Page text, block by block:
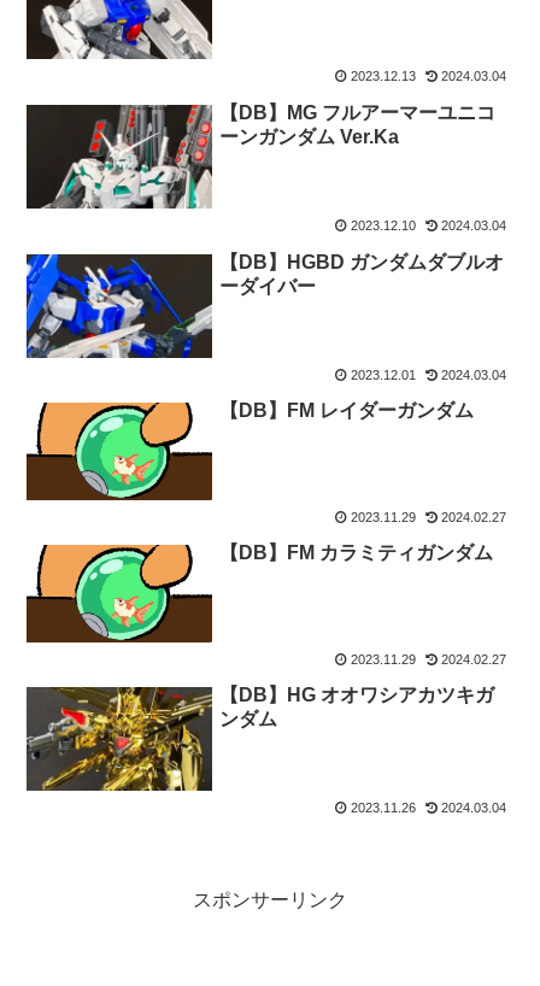
2023.12.13 2024.03.04
【DB】MG フルアーマーユニコ
ーンガンダム Ver.Ka
2023.12.10 2024.03.04
【DB】HGBD ガンダムダブルオ
ーダイバー
2023.12.01 2024.03.04
【DB】FM レイダーガンダム
2023.11.29 2024.02.27
【DB】FM カラミティガンダム
2023.11.29 2024.02.27
【DB】HG オオワシアカツキガ
ンダム
2023.11.26 2024.03.04
スポンサーリンク